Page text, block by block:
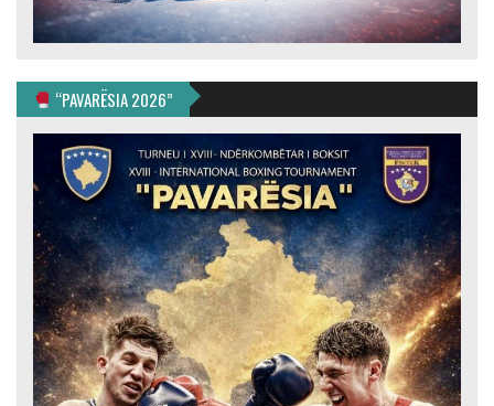
“PAVARËSIA 2026”